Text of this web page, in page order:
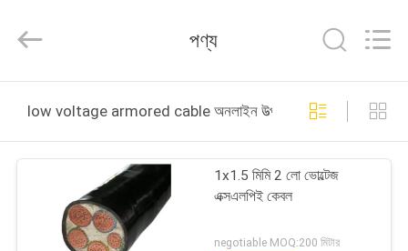
পণ্য
আমাদের
Management
Services
Rights
পণ্য
low voltage armored cable অনলাইন উত্পাদন
1x1.5 মিমি 2 লো ভোল্টেজ
এক্সএলপিই কেবল
negotiable MOQ:200 মিটার